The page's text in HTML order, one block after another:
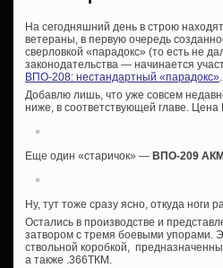
На сегодняшний день в строю
ветераны, в первую очередь
сверловкой «парадокс» (то есть не
законодательства — начинается
ВПО-208: нестандартный «парадокс».
Добавлю лишь, что уже совсем
ниже, в соответствующей главе.
Еще один «старичок» — ВПО-209 АКМ
Ну, тут тоже сразу ясно, откуда ноги
Остались в производстве и
затвором с тремя боевыми упорами.
ствольной коробкой,
а также .366ТКМ.